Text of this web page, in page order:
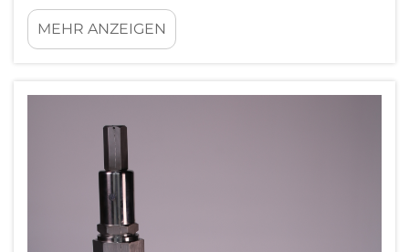
industriellen Anlagen steuert. Wenn ein
Pilotventil beginnt, fehlerhaft zu arbeiten,
können sich die Folgen über die gesamte
hinweg auswirken, ...
MEHR ANZEIGEN